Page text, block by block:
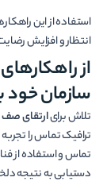
استفاده از این
انتظار و افزایش
از
سازمان خود
تلاش برایارتقای
ترافیک تماس را
تماس و استفاده از
دستیابی به نتیجه